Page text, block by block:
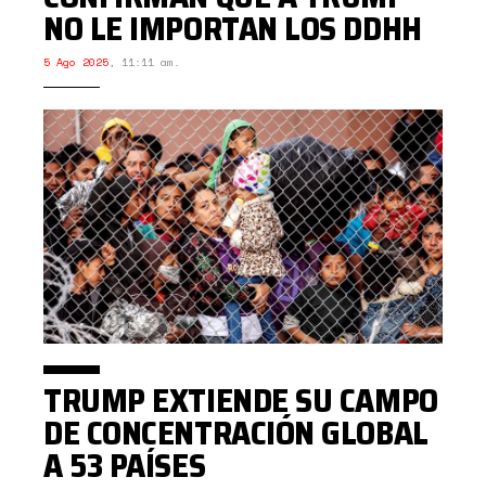
NO LE IMPORTAN LOS DDHH
5 Ago 2025, 11:11 am.
TRUMP EXTIENDE SU CAMPO
DE CONCENTRACIÓN GLOBAL
A 53 PAÍSES